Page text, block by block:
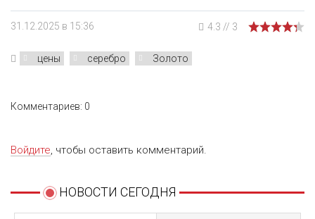
31.12.2025 в 15:36 4.3 // 3
цены серебро Золото
Комментариев: 0
Войдите, чтобы оставить комментарий.
НОВОСТИ СЕГОДНЯ